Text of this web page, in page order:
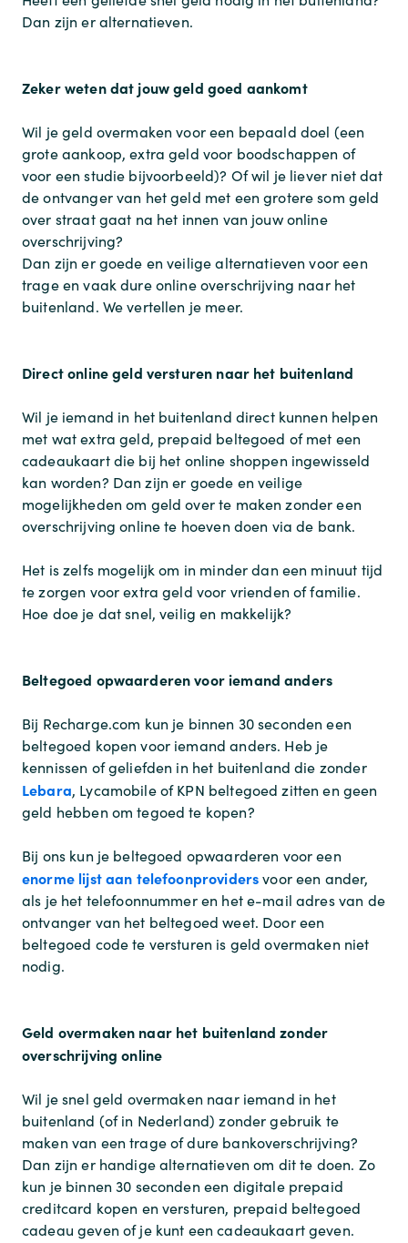
Dan zijn er alternatieven.
Zeker weten dat jouw geld goed aankomt
Wil je geld overmaken voor een bepaald doel (een
grote aankoop, extra geld voor boodschappen of
voor een studie bijvoorbeeld)? Of wil je liever niet dat
de ontvanger van het geld met een grotere som geld
over straat gaat na het innen van jouw online
overschrijving?
Dan zijn er goede en veilige alternatieven voor een
trage en vaak dure online overschrijving naar het
buitenland. We vertellen je meer.
Direct online geld versturen naar het buitenland
Wil je iemand in het buitenland direct kunnen helpen
met wat extra geld, prepaid beltegoed of met een
cadeaukaart die bij het online shoppen ingewisseld
kan worden? Dan zijn er goede en veilige
mogelijkheden om geld over te maken zonder een
overschrijving online te hoeven doen via de bank.
Het is zelfs mogelijk om in minder dan een minuut tijd
te zorgen voor extra geld voor vrienden of familie.
Hoe doe je dat snel, veilig en makkelijk?
Beltegoed opwaarderen voor iemand anders
Bij Recharge.com kun je binnen 30 seconden een
beltegoed kopen voor iemand anders. Heb je
kennissen of geliefden in het buitenland die zonder
Lebara, Lycamobile of KPN beltegoed zitten en geen
geld hebben om tegoed te kopen?
Bij ons kun je beltegoed opwaarderen voor een
enorme lijst aan telefoonprovidersvoor een ander,
als je het telefoonnummer en het e-mail adres van de
ontvanger van het beltegoed weet. Door een
beltegoed code te versturen is geld overmaken niet
nodig.
Geld overmaken naar het buitenland zonder
overschrijving online
Wil je snel geld overmaken naar iemand in het
buitenland (of in Nederland) zonder gebruik te
maken van een trage of dure bankoverschrijving?
Dan zijn er handige alternatieven om dit te doen. Zo
kun je binnen 30 seconden een digitale prepaid
creditcard kopen en versturen, prepaid beltegoed
cadeau geven of je kunt een cadeaukaart geven.